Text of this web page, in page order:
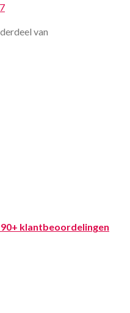
van
90+ klantbeoordelingen